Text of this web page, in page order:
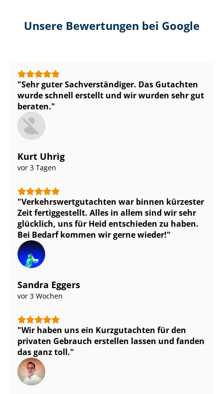
Unsere Bewertungen bei Google
Sehr guter Sach­ver­stän­di­ger. Das Gutachten
wurde schnell erstellt und wir wurden sehr gut
beraten.
Kurt Uhrig
vor 3 Tagen
Ver­kehrs­wert­gut­ach­ten war binnen kürzester
Zeit fertiggestellt. Alles in allem sind wir sehr
glücklich, uns für Heid entschieden zu haben.
Bei Bedarf kommen wir gerne wieder!
Sandra Eggers
vor 3 Wochen
Wir haben uns ein Kurzgutachten für den
privaten Gebrauch erstellen lassen und fanden
das ganz toll.